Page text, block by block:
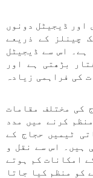
اور ڈیجیٹل دونوں
چینلز کے ذریعے
ہے۔ اس سے ڈیجیٹل
بڑھتی ہے اور
کی فراہمی زیادہ
کی مختلف مقامات
کرنے میں مدد
ٹیمیں حجاج کے
ہیں۔ اس سے نقل و
امکانات کم ہوتے
کو منظم کیا جاتا